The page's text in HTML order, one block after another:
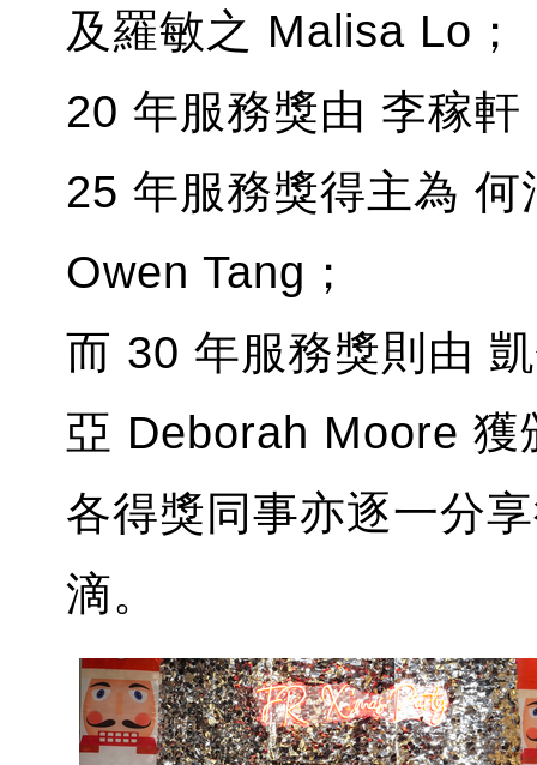
及羅敏之 Malisa Lo；
20 年服務獎由 李稼
25 年服務獎得主為
Owen Tang；
而 30 年服務獎則由
亞 Deborah Moore 獲
各得獎同事亦逐一分
滴。